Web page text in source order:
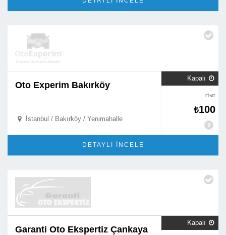
Oto Experim Bakırköy
 İstanbul / Bakırköy / Yenimahalle
Kapalı 
FİYAT
₺100
DETAYLI İNCELE
Garanti Oto Ekspertiz Çankaya
Kapalı 